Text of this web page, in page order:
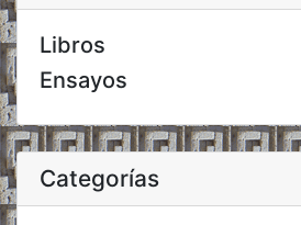
Libros
Ensayos
Categorías